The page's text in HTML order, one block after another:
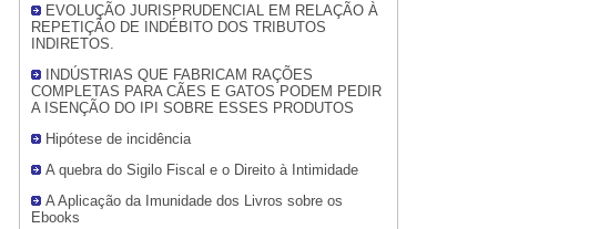
EVOLUÇÃO JURISPRUDENCIAL EM RELAÇÃO À
REPETIÇÃO DE INDÉBITO DOS TRIBUTOS
INDIRETOS.
INDÚSTRIAS QUE FABRICAM RAÇÕES
COMPLETAS PARA CÃES E GATOS PODEM PEDIR
A ISENÇÃO DO IPI SOBRE ESSES PRODUTOS
Hipótese de incidência
A quebra do Sigilo Fiscal e o Direito à Intimidade
A Aplicação da Imunidade dos Livros sobre os
Ebooks